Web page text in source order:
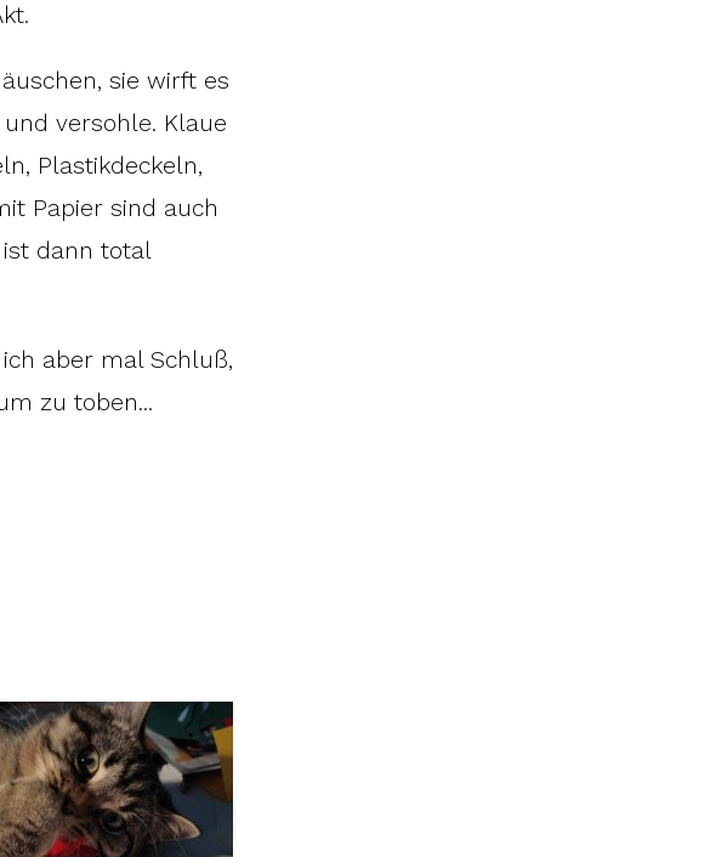
sie wirft es
versohle. Klaue
Plastikdeckeln,
Papier sind auch
dann total
aber mal Schluß,
zu toben...